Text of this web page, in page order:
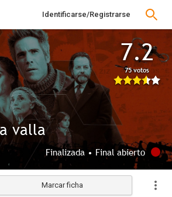
Identificarse/Registrarse
7.2
75 votos
valla
Finalizada • Final abierto
Marcar ficha